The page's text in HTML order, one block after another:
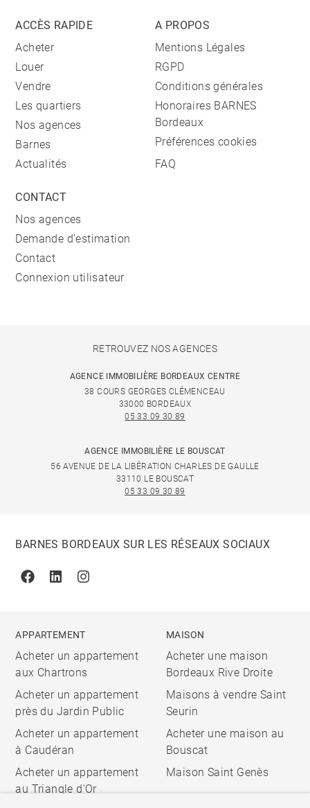
ACCÈS RAPIDE
Acheter
Louer
Vendre
Les quartiers
Nos agences
Barnes
Actualités
A PROPOS
Mentions Légales
RGPD
Conditions générales
Honoraires BARNES
Bordeaux
Préférences cookies
FAQ
CONTACT
Nos agences
Demande d'estimation
Contact
Connexion utilisateur
RETROUVEZ NOS AGENCES
AGENCE IMMOBILIÈRE BORDEAUX CENTRE
38 COURS GEORGES CLÉMENCEAU
33000 BORDEAUX
05 33 09 30 89
AGENCE IMMOBILIÈRE LE BOUSCAT
56 AVENUE DE LA LIBÉRATION CHARLES DE GAULLE
33110 LE BOUSCAT
05 33 09 30 89
BARNES BORDEAUX SUR LES RÉSEAUX SOCIAUX
FacebookLinkedinInstagram
APPARTEMENT
Acheter un appartement
aux Chartrons
Acheter un appartement
près du Jardin Public
Acheter un appartement
à Caudéran
Acheter un appartement
au Triangle d'Or
MAISON
Acheter une maison
Bordeaux Rive Droite
Maisons à vendre Saint
Seurin
Acheter une maison au
Bouscat
Maison Saint Genès